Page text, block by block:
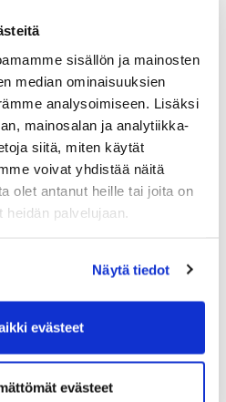
sisällön ja mainosten
median ominaisuuksien
analysoimiseen. Lisäksi
mainosalan ja analytiikka-
siitä, miten käytät
voivat yhdistää näitä
olet antanut heille tai joita on
palvelujaan.
Näytä tiedot
evästeet
evästeet